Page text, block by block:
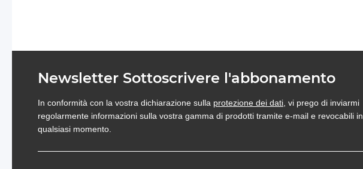
Newsletter Sottoscrivere l'abbonamento
In conformità con la vostra dichiarazione sulla protezione dei dati, vi prego di inviarmi
regolarmente informazioni sulla vostra gamma di prodotti tramite e-mail e revocabili in
qualsiasi momento.